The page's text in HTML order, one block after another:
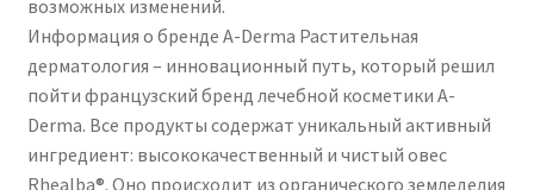
возможных изменений.
Информация о бренде A-Derma Растительная
дерматология – инновационный путь, который решил
пойти французский бренд лечебной косметики A-
Derma. Все продукты содержат уникальный активный
ингредиент: высококачественный и чистый овес
Rhealba®. Оно происходит из органического земледелия